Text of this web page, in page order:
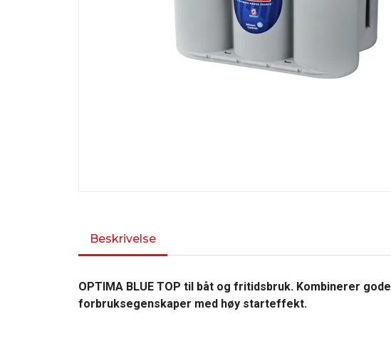
Beskrivelse
OPTIMA BLUE TOP til båt og fritidsbruk. Kombinerer gode
forbruksegenskaper med høy starteffekt.